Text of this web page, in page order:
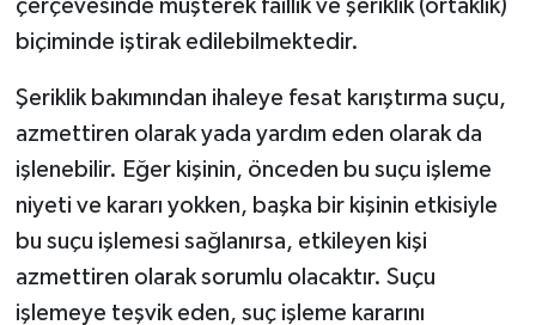
çerçevesinde müşterek faillik ve şeriklik (ortaklık)
biçiminde iştirak edilebilmektedir.
Şeriklik bakımından ihaleye fesat karıştırma suçu,
azmettiren olarak yada yardım eden olarak da
işlenebilir. Eğer kişinin, önceden bu suçu işleme
niyeti ve kararı yokken, başka bir kişinin etkisiyle
bu suçu işlemesi sağlanırsa, etkileyen kişi
azmettiren olarak sorumlu olacaktır. Suçu
işlemeye teşvik eden, suç işleme kararını